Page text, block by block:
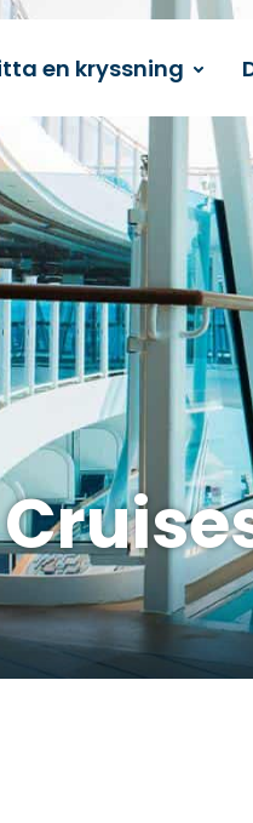
en kryssning